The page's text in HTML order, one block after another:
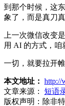
到那个时候，这
象了，而是真刀
上一次微信改变
用 AI 的方式，咱
一切，就要拉开帷
本文地址： http://
文章来源：
短语
版权声明： 除非